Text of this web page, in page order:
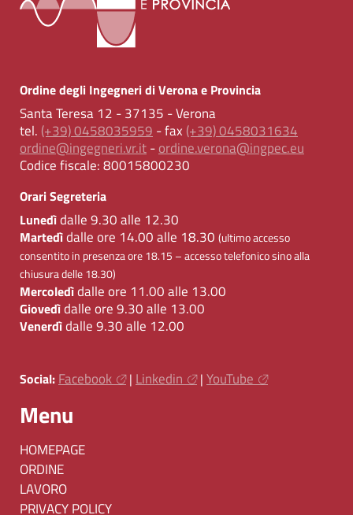
Ordine degli Ingegneri di Verona e Provincia
Santa Teresa 12 - 37135 - Verona
tel. (+39) 0458035959 - fax (+39) 0458031634
ordine@ingegneri.vr.it-ordine.verona@ingpec.eu
Codice fiscale:80015800230
Orari Segreteria
Lunedìdalle 9.30 alle 12.30
Martedìdalle ore 14.00 alle 18.30 (ultimo accesso
consentito in presenza ore 18.15 – accesso telefonico sino alla
chiusura delle 18.30)
Mercoledìdalle ore 11.00 alle 13.00
Giovedìdalle ore 9.30 alle 13.00
Venerdìdalle 9.30 alle 12.00
Social: Facebook | Linkedin | YouTube
Menu
HOMEPAGE
ORDINE
LAVORO
PRIVACY POLICY